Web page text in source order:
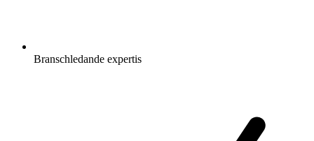
Branschledande expertis